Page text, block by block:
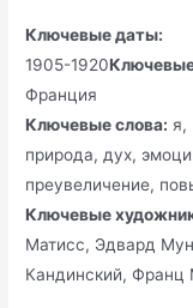
Ключевые даты:
1905-1920
Франция
Ключевые слова: я,
природа, дух,
преувеличение,
Ключевые
Матисс, Эдвард
Кандинский, Франц